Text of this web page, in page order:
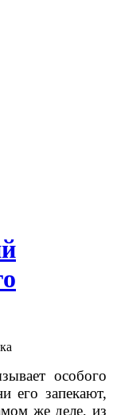
особого
его запекают,
же деле, из